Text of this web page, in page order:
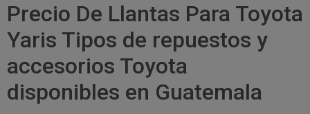
Precio De Llantas Para Toyota
Yaris Tipos de repuestos y
accesorios Toyota
disponibles en Guatemala